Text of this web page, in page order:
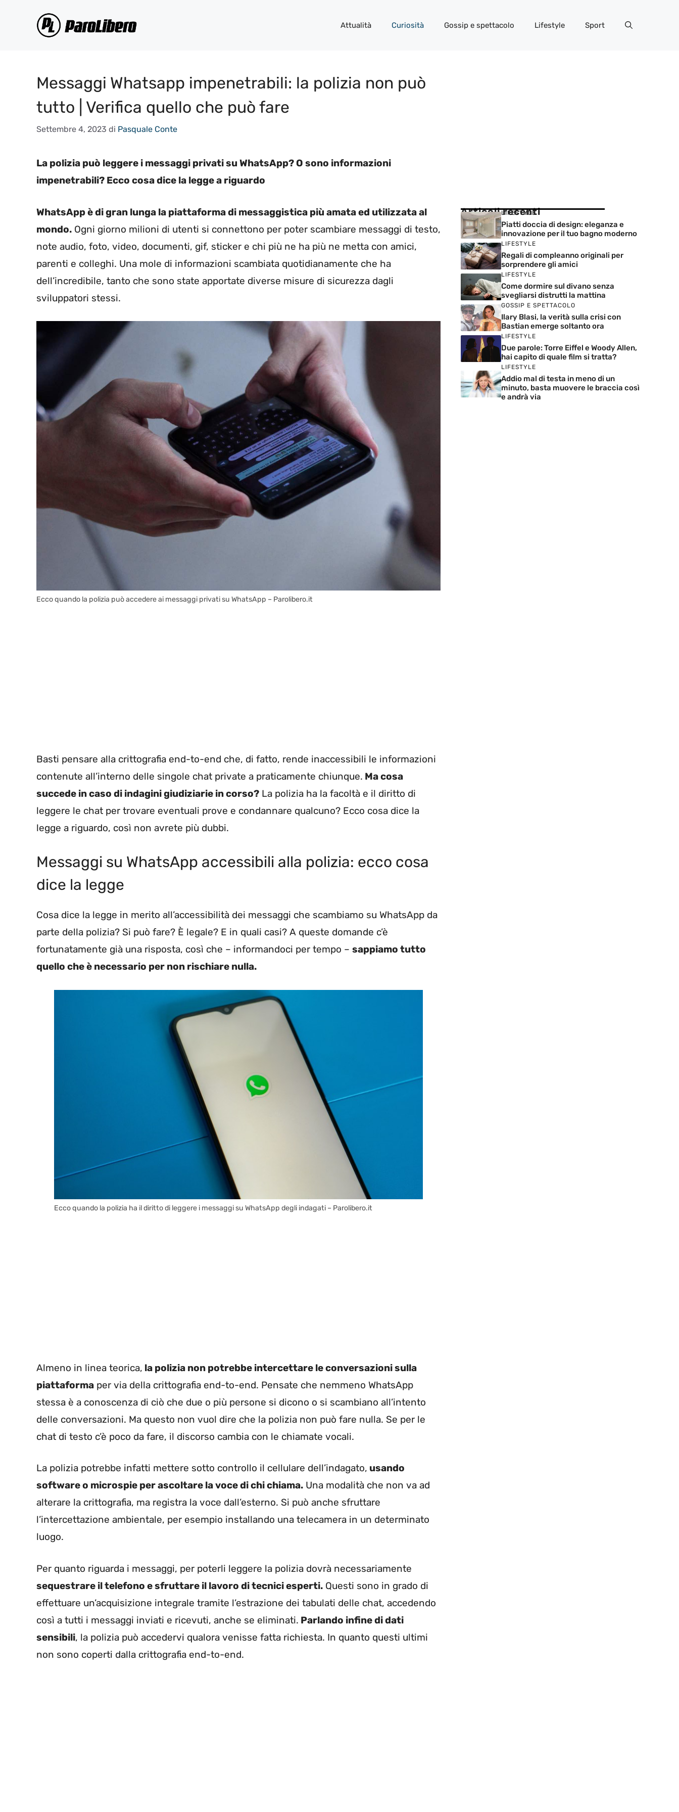
Attualità Curiosità Gossip e spettacolo Lifestyle Sport
Messaggi Whatsapp impenetrabili: la polizia non può
tutto | Verifica quello che può fare
Settembre 4, 2023 di Pasquale Conte
La polizia può leggere i messaggi privati su WhatsApp? O sono informazioni
impenetrabili? Ecco cosa dice la legge a riguardo
WhatsApp è di gran lunga la piattaforma di messaggistica più amata ed utilizzata al
mondo. Ogni giorno milioni di utenti si connettono per poter scambiare messaggi di testo,
note audio, foto, video, documenti, gif, sticker e chi più ne ha più ne metta con amici,
parenti e colleghi. Una mole di informazioni scambiata quotidianamente che ha
dell’incredibile, tanto che sono state apportate diverse misure di sicurezza dagli
sviluppatori stessi.
Ecco quando la polizia può accedere ai messaggi privati su WhatsApp – Parolibero.it
Basti pensare alla crittografia end-to-end che, di fatto, rende inaccessibili le informazioni
contenute all’interno delle singole chat private a praticamente chiunque. Ma cosa
succede in caso di indagini giudiziarie in corso? La polizia ha la facoltà e il diritto di
leggere le chat per trovare eventuali prove e condannare qualcuno? Ecco cosa dice la
legge a riguardo, così non avrete più dubbi.
Messaggi su WhatsApp accessibili alla polizia: ecco cosa
dice la legge
Cosa dice la legge in merito all’accessibilità dei messaggi che scambiamo su WhatsApp da
parte della polizia? Si può fare? È legale? E in quali casi? A queste domande c’è
fortunatamente già una risposta, così che – informandoci per tempo – sappiamo tutto
quello che è necessario per non rischiare nulla.
Ecco quando la polizia ha il diritto di leggere i messaggi su WhatsApp degli indagati – Parolibero.it
Almeno in linea teorica, la polizia non potrebbe intercettare le conversazioni sulla
piattaforma per via della crittografia end-to-end. Pensate che nemmeno WhatsApp
stessa è a conoscenza di ciò che due o più persone si dicono o si scambiano all’intento
delle conversazioni. Ma questo non vuol dire che la polizia non può fare nulla. Se per le
chat di testo c’è poco da fare, il discorso cambia con le chiamate vocali.
La polizia potrebbe infatti mettere sotto controllo il cellulare dell’indagato, usando
software o microspie per ascoltare la voce di chi chiama. Una modalità che non va ad
alterare la crittografia, ma registra la voce dall’esterno. Si può anche sfruttare
l’intercettazione ambientale, per esempio installando una telecamera in un determinato
luogo.
Per quanto riguarda i messaggi, per poterli leggere la polizia dovrà necessariamente
sequestrare il telefono e sfruttare il lavoro di tecnici esperti. Questi sono in grado di
effettuare un’acquisizione integrale tramite l’estrazione dei tabulati delle chat, accedendo
così a tutti i messaggi inviati e ricevuti, anche se eliminati. Parlando infine di dati
sensibili, la polizia può accedervi qualora venisse fatta richiesta. In quanto questi ultimi
non sono coperti dalla crittografia end-to-end.
Articoli recenti
LIFESTYLE
Piatti doccia di design: eleganza e
innovazione per il tuo bagno moderno
LIFESTYLE
Regali di compleanno originali per
sorprendere gli amici
LIFESTYLE
Come dormire sul divano senza
svegliarsi distrutti la mattina
GOSSIP E SPETTACOLO
Ilary Blasi, la verità sulla crisi con
Bastian emerge soltanto ora
LIFESTYLE
Due parole: Torre Eiffel e Woody Allen,
hai capito di quale film si tratta?
LIFESTYLE
Addio mal di testa in meno di un
minuto, basta muovere le braccia così
e andrà via